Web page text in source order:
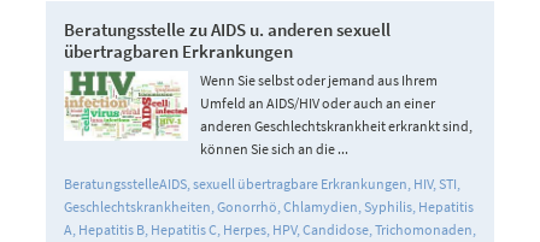
Beratungsstelle zu AIDS u. anderen sexuell
übertragbaren Erkrankungen
Wenn Sie selbst oder jemand aus Ihrem
Umfeld an AIDS/HIV oder auch an einer
anderen Geschlechtskrankheit erkrankt sind,
können Sie sich an die ...
BeratungsstelleAIDS sexuell übertragbare Erkrankungen HIV STI
Geschlechtskrankheiten Gonorrhö Chlamydien Syphilis Hepatitis
A Hepatitis B Hepatitis C Herpes HPV Candidose Trichomonaden